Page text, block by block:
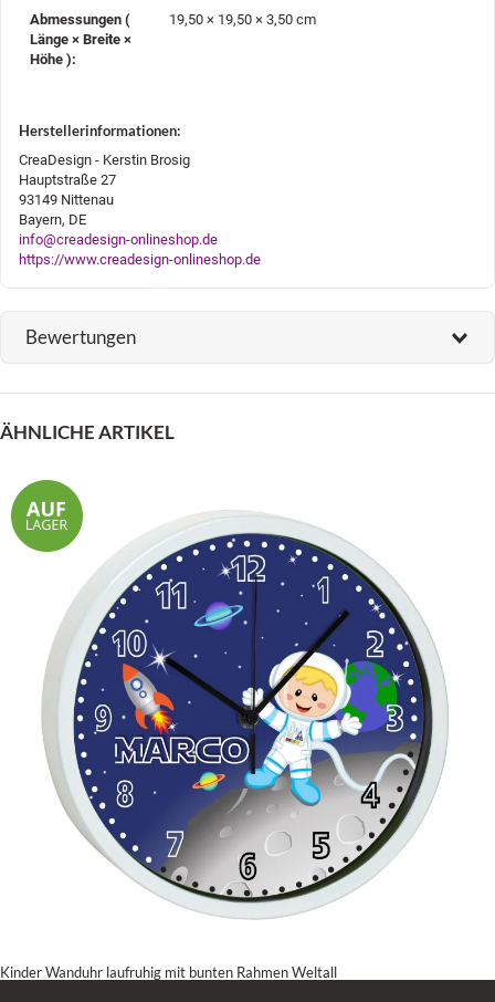
Abmessungen (
Länge × Breite ×
Höhe )‍:
19,50 × 19,50 × 3,50 cm
Herstellerinformationen:
CreaDesign - Kerstin Brosig
Hauptstraße 27
93149 Nittenau
Bayern, DE
info@creadesign-onlineshop.de
https://www.creadesign-onlineshop.de
Bewertungen
ÄHNLICHE ARTIKEL
Kinder Wanduhr laufruhig mit bunten Rahmen Weltall